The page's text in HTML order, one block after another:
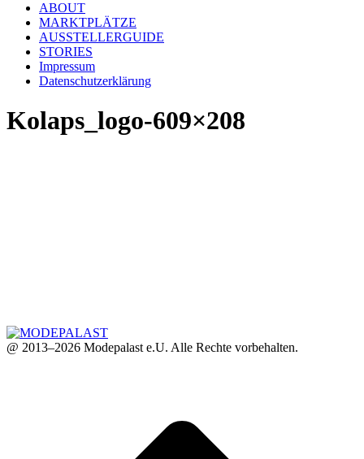
ABOUT
MARKTPLÄTZE
AUSSTELLERGUIDE
STORIES
Impressum
Datenschutzerklärung
Kolaps_logo-609×208
@ 2013–2026 Modepalast e.U. Alle Rechte vorbehalten.